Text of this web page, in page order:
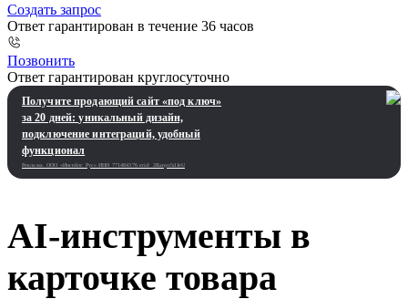
Создать запрос
Ответ гарантирован в течение 36 часов
Позвонить
Ответ гарантирован круглосуточно
Получите продающий сайт «под ключ»
за 20 дней: уникальный дизайн,
подключение интеграций, удобный
функционал
Реклама. ООО «Инсейлс Рус»‎ ИНН 771484376 erid: 2Ranyo5dJeU
AI-инструменты в
карточке товара